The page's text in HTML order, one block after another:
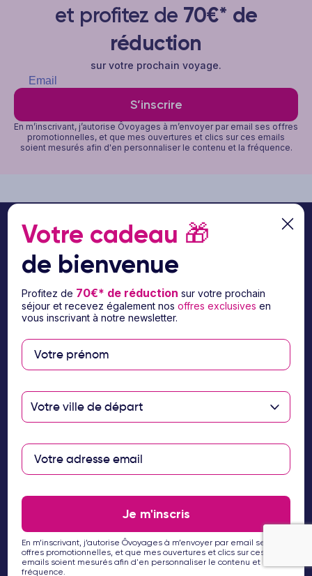
et profitez de 70€* de
réduction
sur votre prochain voyage.
S’inscrire
En m’inscrivant, j’autorise Ôvoyages à m’envoyer par email ses offres
promotionnelles, et que mes ouvertures et clics sur ces emails
soient mesurés afin d'en personnaliser le contenu et la fréquence.
Suivez-nous sur les réseaux sociaux
À propos d’Ôvoyages
Besoin d’aide
© 2026 Ôvoyages
Votre cadeau 🎁
de bienvenue
Profitez de 70€* de réduction sur votre prochain
séjour et recevez également nosoffres exclusives en
vous inscrivant à notre newsletter.
Votre ville de départ
Je m'inscris
En m’inscrivant, j’autorise Ôvoyages à m’envoyer par email ses
offres promotionnelles, et que mes ouvertures et clics sur ces
emails soient mesurés afin d'en personnaliser le contenu et la
fréquence.